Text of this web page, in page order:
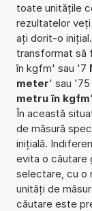
toate unitățile
rezultatelor
ați dorit-o
transformat să
în kgfm' sau '7
meter' sau '75
metru în kgfm
În această
de măsură
inițială.
evita o căutare
selectare, cu o
unități de
căutare este